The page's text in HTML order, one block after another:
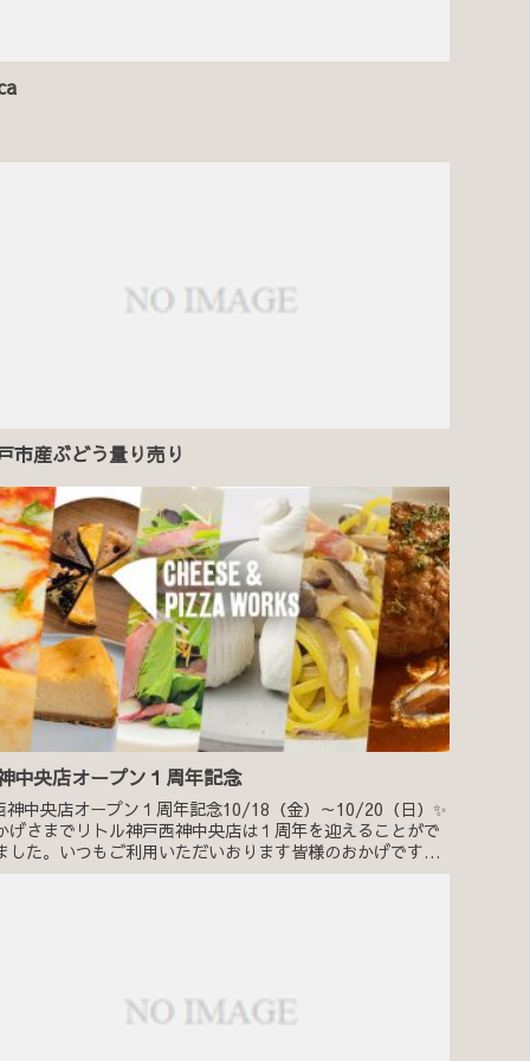
市産ぶどう量り売り
中央店オープン１周年記念
神中央店オープン１周年記念10/18（金）～10/20（日）✨
げさまでリトル神戸西神中央店は１周年を迎えることがで
した。いつもご利用いただいおります皆様のおかげです💕
がとうございます。ささやかではございますが、日頃の感